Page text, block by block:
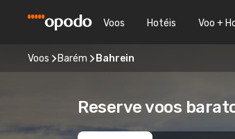
Voos Hotéis Voo +
Voos Barém Bahrein
Reserve voos